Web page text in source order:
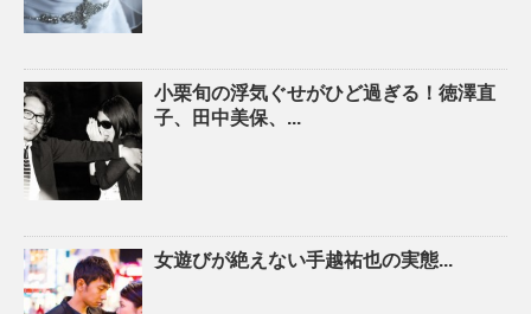
小栗旬の浮気ぐせがひど過ぎる！徳澤直
子、田中美保、...
女遊びが絶えない手越祐也の実態...